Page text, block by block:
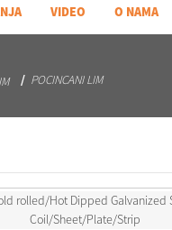
VIDEO O NAMA
POCINCANI LIM